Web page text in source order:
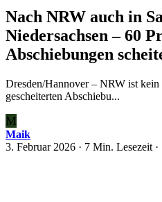
Nach NRW auch in
Niedersachsen – 60
Abschiebungen
Dresden/Hannover – NRW ist
gescheiterten Abschiebu...
M
Maik
3. Februar 2026 · 7 Min. Lesezeit ·